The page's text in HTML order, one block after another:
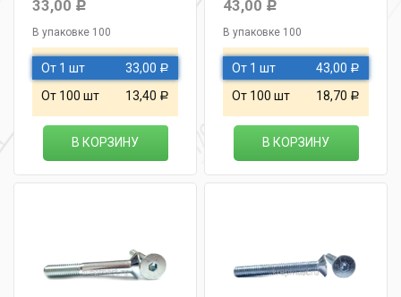
33,00 Р
В упаковке 100
От 1 шт 33,00 Р
От 100 шт 13,40 Р
В КОРЗИНУ
43,00 Р
В упаковке 100
От 1 шт 43,00 Р
От 100 шт 18,70 Р
В КОРЗИНУ